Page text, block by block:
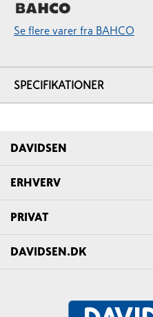
Se flere varer fra BAHCO
SPECIFIKATIONER
DAVIDSEN
ERHVERV
PRIVAT
DAVIDSEN.DK